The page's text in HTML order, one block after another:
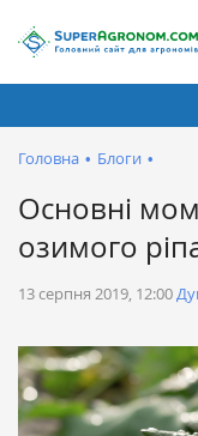
Головна • Блоги •
Основні
озимого
13 серпня 2019, 12:00